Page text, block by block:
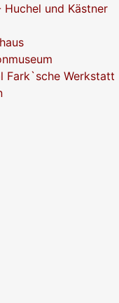
und Kästner
Fark`sche Werkstatt